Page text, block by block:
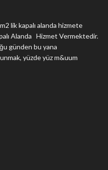
lik kapalı alanda hizmete
Alanda Hizmet Vermektedir.
günden bu yana
yüzde yüz m&uum